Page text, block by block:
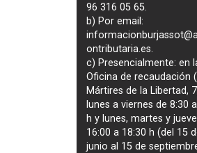
96 316 05 65.
b) Por email:
ontributaria.es.
c) Presencialmente: en
Oficina de recaudación
Mártires de la Libertad,
lunes a viernes de 8:30
h y lunes, martes y
16:00 a 18:30 h (del 15
junio al 15 de